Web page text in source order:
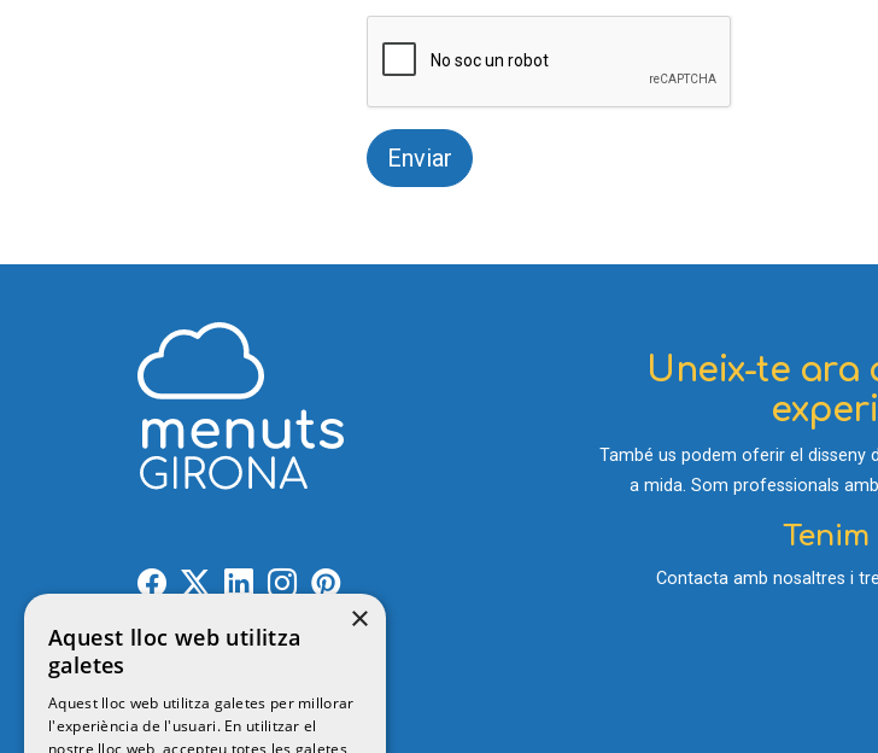
Enviar
Uneix-te ara
També us podem oferir el disseny
a mida. Som professionals
Contacta amb nosaltres i
×
Aquest lloc web utilitza
galetes
Aquest lloc web utilitza galetes per millorar
l'experiència de l'usuari. En utilitzar el
nostre lloc web, accepteu totes les galetes